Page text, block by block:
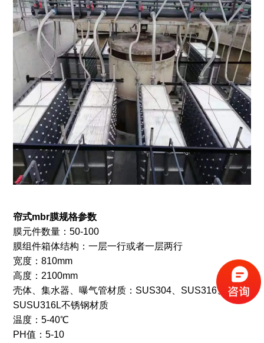
帘式mbr膜规格参数
膜元件数量：50-100
膜组件箱体结构：一层一行或者一层两行
宽度：810mm
高度：2100mm
壳体、集水器、曝气管材质：SUS304、SUS316、
SUSU316L不锈钢材质
温度：5-40℃
PH值：5-10